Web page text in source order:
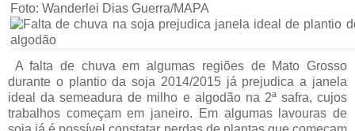
Foto: Wanderlei Dias Guerra/MAPA
A falta de chuva em algumas regiões de Mato Grosso
durante o plantio da soja 2014/2015 já prejudica a janela
ideal da semeadura de milho e algodão na 2ª safra, cujos
trabalhos começam em janeiro. Em algumas lavouras de